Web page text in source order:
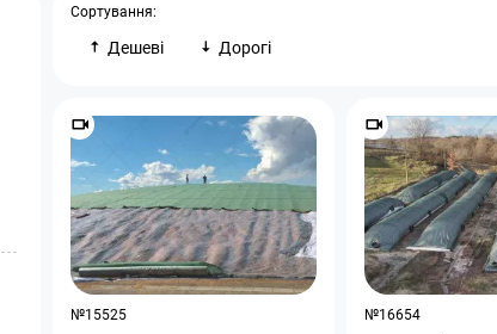
Сортування:
Дешеві Дорогі
№15525 №16654